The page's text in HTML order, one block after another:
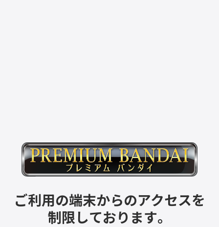
ご利用の端末からのアクセスを
制限しております。